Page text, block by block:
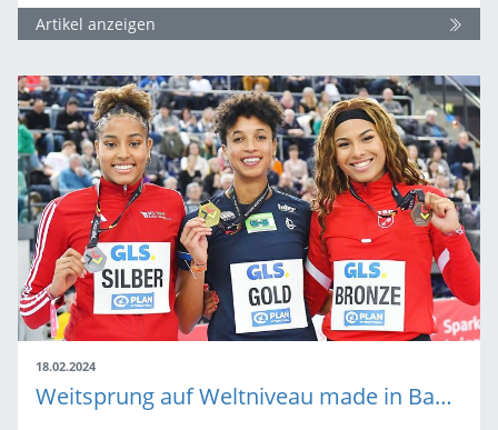
Artikel anzeigen
18.02.2024
Weitsprung auf Weltniveau made in Baden-Württemberg